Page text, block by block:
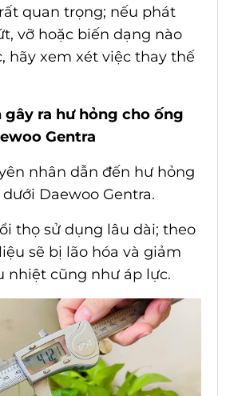
quan trọng; nếu phát
vỡ hoặc biến dạng nào
hãy xem xét việc thay thế
gây ra hư hỏng cho ống
Gentra
nhân dẫn đến hư hỏng
Daewoo Gentra.
thọ sử dụng lâu dài; theo
sẽ bị lão hóa và giảm
nhiệt cũng như áp lực.